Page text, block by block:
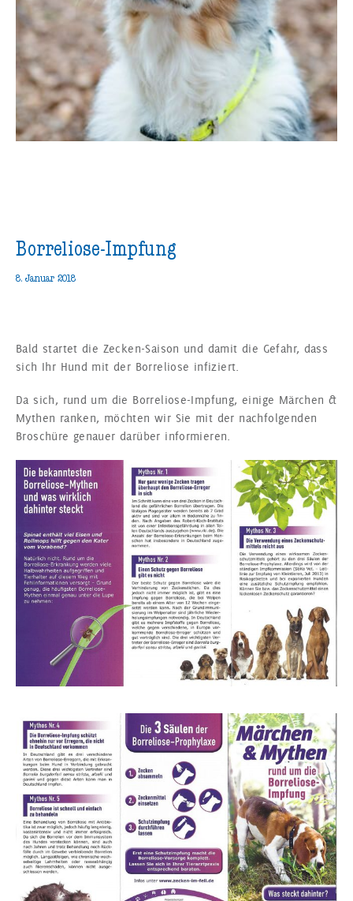
Borreliose-Impfung
8. Januar 2018
Bald startet die Zecken-Saison und damit die Gefahr, dass
sich Ihr Hund mit der Borreliose infiziert.
Da sich, rund um die Borreliose-Impfung, einige Märchen &
Mythen ranken, möchten wir Sie mit der nachfolgenden
Broschüre genauer darüber informieren.